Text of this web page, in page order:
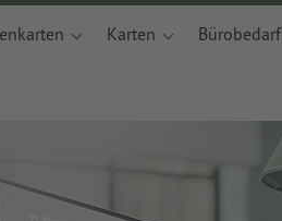
Karten Bürobedarf